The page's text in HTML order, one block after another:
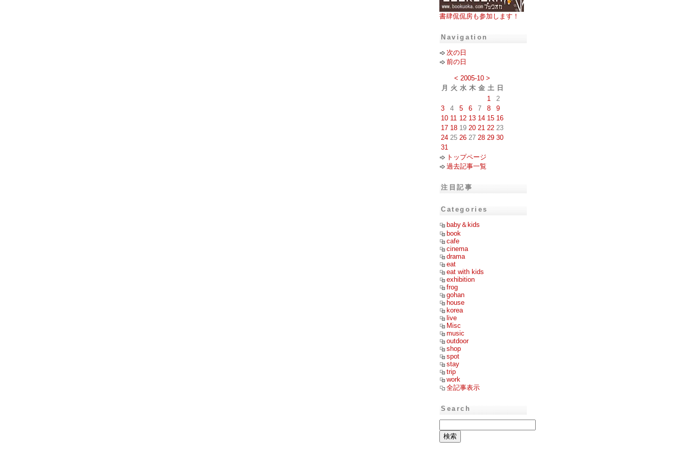
書肆侃侃房も参加します！
Navigation
次の日
前の日
< 2005-10 >
月
火 水 木 金 土 日
1
2
3
4 5 6 7 8
9
10 11 12 13 14 15 16
17 18 19 20 21 22 23
24 25 26 27 28 29 30
31
トップページ
過去記事一覧
注目記事
Categories
baby＆kids
book
cafe
cinema
drama
eat
eat with kids
exhibition
frog
gohan
house
korea
live
Misc
music
outdoor
shop
spot
stay
trip
work
全記事表示
Search